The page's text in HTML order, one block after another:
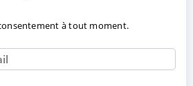
à tout moment.